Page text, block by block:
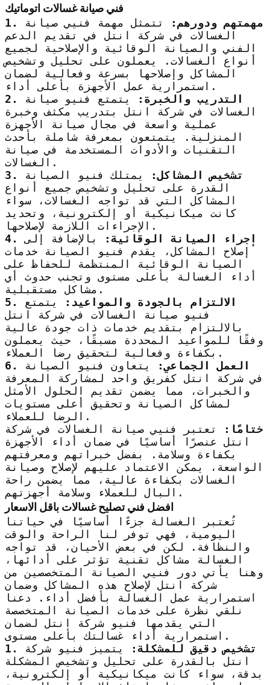
فني صيانة غسالات اتوماتيك
1. مهمتهم ودورهم:
تتمثل مهمة فنيي صيانة
الغسالات في شركة انتل في تقديم الدعم
الفني والصيانة الوقائية والإصلاحية لجميع
أنواع الغسالات. يعملون على تحليل وتشخيص
المشاكل وإصلاحها بسرعة وفعالية لضمان
استمرارية عمل الأجهزة بأعلى أداء.
2. التدريب والخبرة:
يتمتع فنيو صيانة
الغسالات في شركة انتل بتدريب مكثف وخبرة
عملية واسعة في مجال صيانة الأجهزة
المنزلية. يتمتعون بمعرفة شاملة بأحدث
التقنيات والأدوات المستخدمة في صيانة
الغسالات.
3. تشخيص المشاكل:
يمتلك فنيو الصيانة
القدرة على تحليل وتشخيص جميع أنواع
المشاكل التي قد تواجه الغسالات، سواء
كانت ميكانيكية أو إلكترونية، وتحديد
الإجراءات اللازمة لإصلاحها.
4. إجراء الصيانة الوقائية:
بالإضافة إلى
إصلاح المشاكل، يقدم فنيو الصيانة خدمات
الصيانة الوقائية المنتظمة للحفاظ على
أداء الغسالة بأعلى مستوى وتجنب حدوث أي
مشاكل مستقبلية.
5. الالتزام بالجودة والمواعيد:
يتمتع
فنيو صيانة الغسالات في شركة انتل
بالالتزام بتقديم خدمات ذات جودة عالية
وفقًا للمواعيد المحددة مسبقًا، حيث يعملون
بكفاءة وفعالية لتحقيق رضا العملاء.
6. العمل الجماعي:
يتعاون فنيو الصيانة
في شركة انتل كفريق واحد لمشاركة المعرفة
والخبرات، مما يضمن تقديم الحلول الأمثل
لمشاكل الصيانة وتحقيق أعلى مستويات
الرضا للعملاء.
ختامًا:
تعتبر فنيي صيانة الغسالات في شركة
انتل عنصرًا أساسيًا في ضمان أداء الأجهزة
بكفاءة وسلامة. بفضل خبراتهم ومعرفتهم
الواسعة، يمكن الاعتماد عليهم لإصلاح وصيانة
الغسالات بكفاءة عالية، مما يضمن راحة
البال للعملاء وسلامة أجهزتهم.
افضل فني تصليح غسالات باقل الاسعار
تُعتبر الغسالة جزءًا أساسيًا في حياتنا
اليومية، فهي توفر لنا الراحة والوقت
والنظافة. لكن في بعض الأحيان، قد تواجه
الغسالة مشاكل تقنية تؤثر على أدائها،
وهنا يأتي دور فنيي الصيانة المتخصصين من
شركة انتل لإصلاح هذه المشاكل وضمان
استمرارية عمل الغسالة بأفضل أداء. دعنا
نلقي نظرة على خدمات الصيانة المتخصصة
التي يقدمها فنيو شركة انتل لضمان
استمرارية أداء غسالتك بأعلى مستوى.
1. تشخيص دقيق للمشكلة:
يتميز فنيو شركة
انتل بالقدرة على تحليل وتشخيص المشكلة
بدقة، سواء كانت ميكانيكية أو إلكترونية،